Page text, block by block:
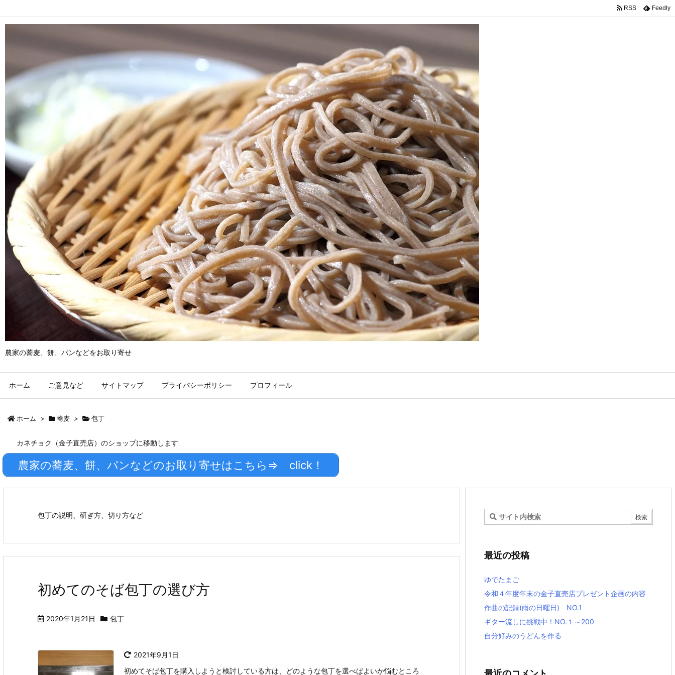
農家の蕎麦、餅、パンなどをお取り寄せ
ホーム ご意見など サイトマップ プライバシーポリシー プロフィール
RSS Feedly
ホーム > 蕎麦 > 包丁
カネチョク（金子直売店）のショップに移動します
農家の蕎麦、餅、パンなどのお取り寄せはこちら⇒ click！
包丁の説明、研ぎ方、切り方など
初めてのそば包丁の選び方
2020年1月21日 包丁
2021年9月1日
初めてそば包丁を購入しようと検討している方は、どのような包丁を選べばよいか悩むところ
最近の投稿
ゆでたまご
令和４年度年末の金子直売店プレゼント企画の内容
作曲の記録(雨の日曜日) NO.1
ギター流しに挑戦中！NO.１～200
自分好みのうどんを作る